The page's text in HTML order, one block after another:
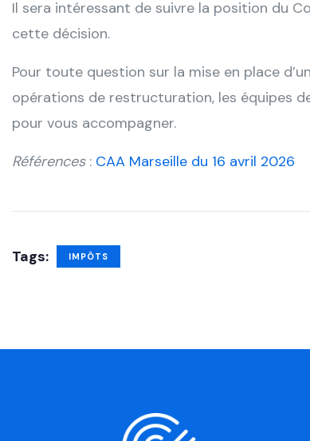
Il sera intéressant de suivre la position du
cette décision.
Pour toute question sur la mise en place
opérations de restructuration, les équipes
pour vous accompagner.
Références: CAA Marseille du 16 avril 2026
Tags: IMPÔTS